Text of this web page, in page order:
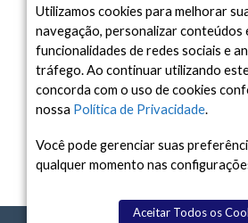
Arquivo
Arquivo
Utilizamos cookies para melhorar
navegação, personalizar conteúdos
funcionalidades de redes sociais e
tráfego. Ao continuar utilizando
concorda com o uso de cookies
nossa Política de Privacidade.
Você pode gerenciar suas
qualquer momento nas
Aceitar Todos os